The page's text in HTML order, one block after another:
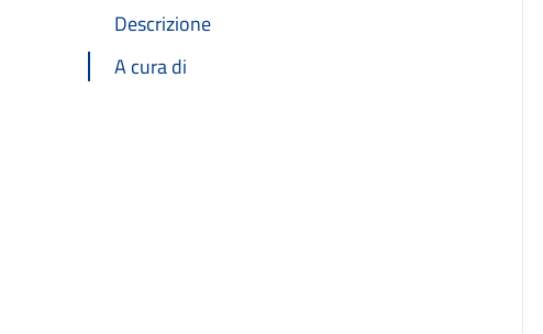
Descrizione
A cura di